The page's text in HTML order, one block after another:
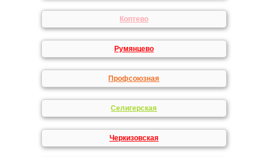
Коптево
Румянцево
Профсоюзная
Селигерская
Черкизовская